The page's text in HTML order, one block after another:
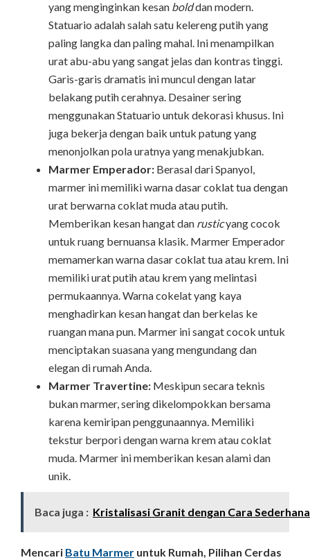
yang menginginkan kesan bolddan modern.
Statuario adalah salah satu kelereng putih yang
paling langka dan paling mahal. Ini menampilkan
urat abu-abu yang sangat jelas dan kontras tinggi.
Garis-garis dramatis ini muncul dengan latar
belakang putih cerahnya. Desainer sering
menggunakan Statuario untuk dekorasi khusus. Ini
juga bekerja dengan baik untuk patung yang
menonjolkan pola uratnya yang menakjubkan.
Marmer Emperador: Berasal dari Spanyol,
marmer ini memiliki warna dasar coklat tua dengan
urat berwarna coklat muda atau putih.
Memberikan kesan hangat dan rusticyang cocok
untuk ruang bernuansa klasik. Marmer Emperador
memamerkan warna dasar coklat tua atau krem. Ini
memiliki urat putih atau krem yang melintasi
permukaannya. Warna cokelat yang kaya
menghadirkan kesan hangat dan berkelas ke
ruangan mana pun. Marmer ini sangat cocok untuk
menciptakan suasana yang mengundang dan
elegan di rumah Anda.
Marmer Travertine: Meskipun secara teknis
bukan marmer, sering dikelompokkan bersama
karena kemiripan penggunaannya. Memiliki
tekstur berpori dengan warna krem atau coklat
muda. Marmer ini memberikan kesan alami dan
unik.
Baca juga : Kristalisasi Granit dengan Cara
Mencari Batu Marmer untuk Rumah, Pilihan Cerdas